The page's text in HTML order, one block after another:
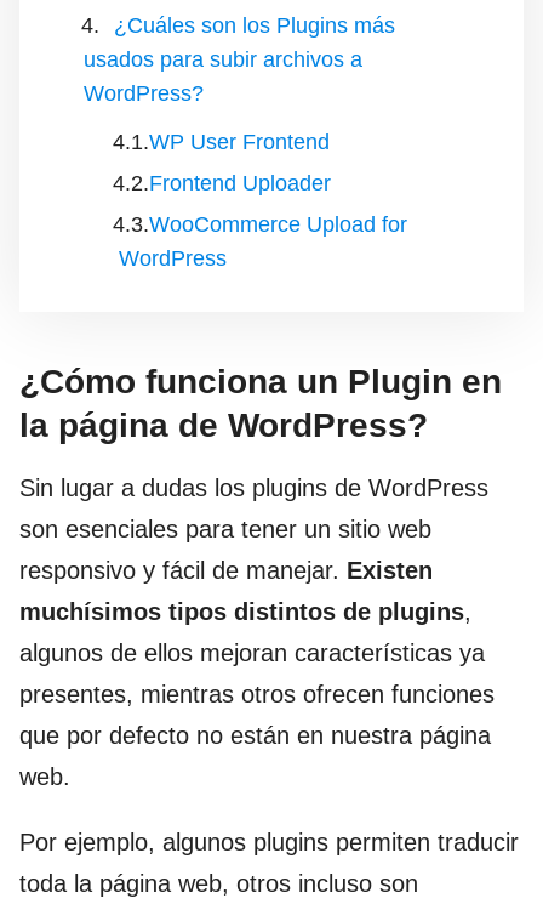
¿Cuáles son los Plugins más
usados para subir archivos a
WordPress?
WP User Frontend
Frontend Uploader
WooCommerce Upload for
WordPress
¿Cómo funciona un Plugin en
la página de WordPress?
Sin lugar a dudas los plugins de WordPress
son esenciales para tener un sitio web
responsivo y fácil de manejar. Existen
muchísimos tipos distintos de plugins,
algunos de ellos mejoran características ya
presentes, mientras otros ofrecen funciones
que por defecto no están en nuestra página
web.
Por ejemplo, algunos plugins permiten traducir
toda la página web, otros incluso son